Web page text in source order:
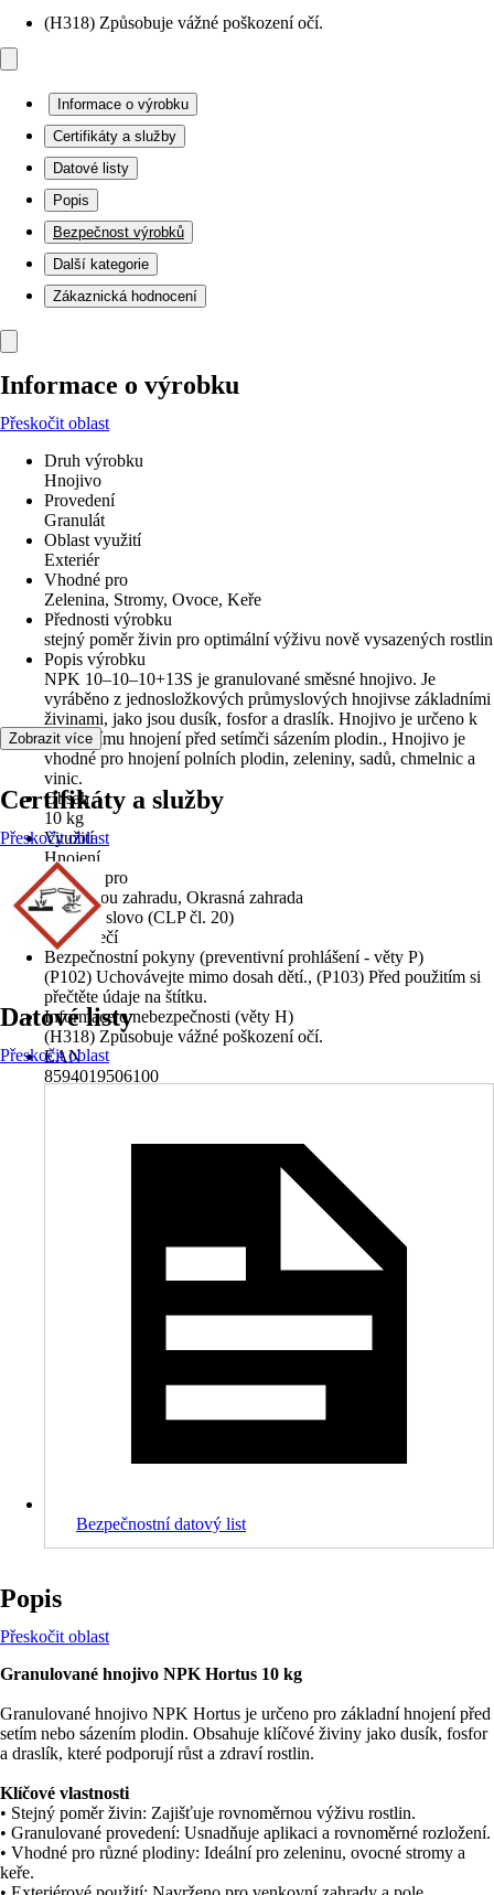
(H318) Způsobuje vážné poškození očí.
Informace o výrobku
Certifikáty a služby
Datové listy
Popis
Bezpečnost výrobků
Další kategorie
Zákaznická hodnocení
Informace o výrobku
Přeskočit oblast
Druh výrobku
Hnojivo
Provedení
Granulát
Oblast využití
Exteriér
Vhodné pro
Zelenina, Stromy, Ovoce, Keře
Přednosti výrobku
stejný poměr živin pro optimální výživu nově vysazených rostlin
Popis výrobku
NPK 10–10–10+13S je granulované směsné hnojivo. Je
vyráběno z jednosložkových průmyslových hnojivse základními
živinami, jako jsou dusík, fosfor a draslík. Hnojivo je určeno k
základnímu hnojení před setímči sázením plodin., Hnojivo je
vhodné pro hnojení polních plodin, zeleniny, sadů, chmelnic a
vinic.
Obsah
10 kg
Využití
Hnojení
Vhodné pro
Užitkovou zahradu, Okrasná zahrada
Signální slovo (CLP čl. 20)
Nebezpečí
Bezpečnostní pokyny (preventivní prohlášení - věty P)
(P102) Uchovávejte mimo dosah dětí., (P103) Před použitím si
přečtěte údaje na štítku.
Informace o nebezpečnosti (věty H)
(H318) Způsobuje vážné poškození očí.
EAN
8594019506100
Zobrazit více
Certifikáty a služby
Přeskočit oblast
Datové listy
Přeskočit oblast
Bezpečnostní datový list
Popis
Přeskočit oblast
Granulované hnojivo NPK Hortus 10 kg
Granulované hnojivo NPK Hortus je určeno pro základní hnojení před
setím nebo sázením plodin. Obsahuje klíčové živiny jako dusík, fosfor
a draslík, které podporují růst a zdraví rostlin.
Klíčové vlastnosti
• Stejný poměr živin: Zajišťuje rovnoměrnou výživu rostlin.
• Granulované provedení: Usnadňuje aplikaci a rovnoměrné rozložení.
• Vhodné pro různé plodiny: Ideální pro zeleninu, ovocné stromy a
keře.